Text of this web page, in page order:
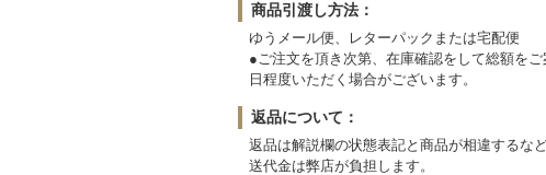
商品引渡し方法：
ゆうメール便、レターパックまたは宅配便
●ご注文を頂き次第、在庫確認をして総額を
日程度いただく場合がございます。
返品について：
返品は解説欄の状態表記と商品が相違するな
送代金は弊店が負担します。